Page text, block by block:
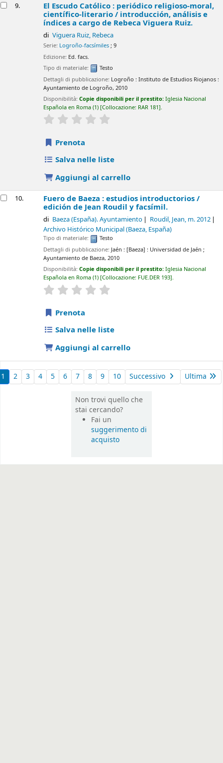
9. El Escudo Católico : periódico religioso-moral,
científico-literario / introducción, análisis e
índices a cargo de Rebeca Viguera Ruiz.
di Viguera Ruiz, Rebeca
Serie: Logroño-facsímiles ; 9
Edizione: Ed. facs.
Tipo di materiale:
Testo
Dettagli di pubblicazione: Logroño :Instituto de Estudios Riojanos :
Ayuntamiento de Logroño, 2010
Disponibilità:Copie disponibili per il prestito:Iglesia Nacional
Española en Roma (1) Collocazione: RAR 181 .
star rating
Prenota
Salva nelle liste
Aggiungi al carrello
10. Fuero de Baeza : estudios introductorios /
edición de Jean Roudil y facsímil.
di Baeza (España). Ayuntamiento Roudil, Jean, m. 2012
Archivo Histórico Municipal (Baeza, España)
Tipo di materiale:
Testo
Dettagli di pubblicazione: Jaén : [Baeza] : Universidad de Jaén ;
Ayuntamiento de Baeza, 2010
Disponibilità:Copie disponibili per il prestito:Iglesia Nacional
Española en Roma (1) Collocazione: FUE.DER 193 .
star rating
Prenota
Salva nelle liste
Aggiungi al carrello
1 2 3 4 5 6 7 8 9 10 Successivo Ultima
Non trovi quello che
stai cercando?
Fai un
suggerimento di
acquisto